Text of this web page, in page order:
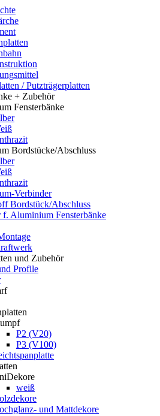
/ Putzträgerplatten
+ Zubehör
Fensterbänke
Bordstücke/Abschluss
Verbinder
Bordstück/Abschluss
f. Aluminium Fensterbänke
und Zubehör
Profile
P2 (V20)
P3 (V100)
weiß
und Mattdekore